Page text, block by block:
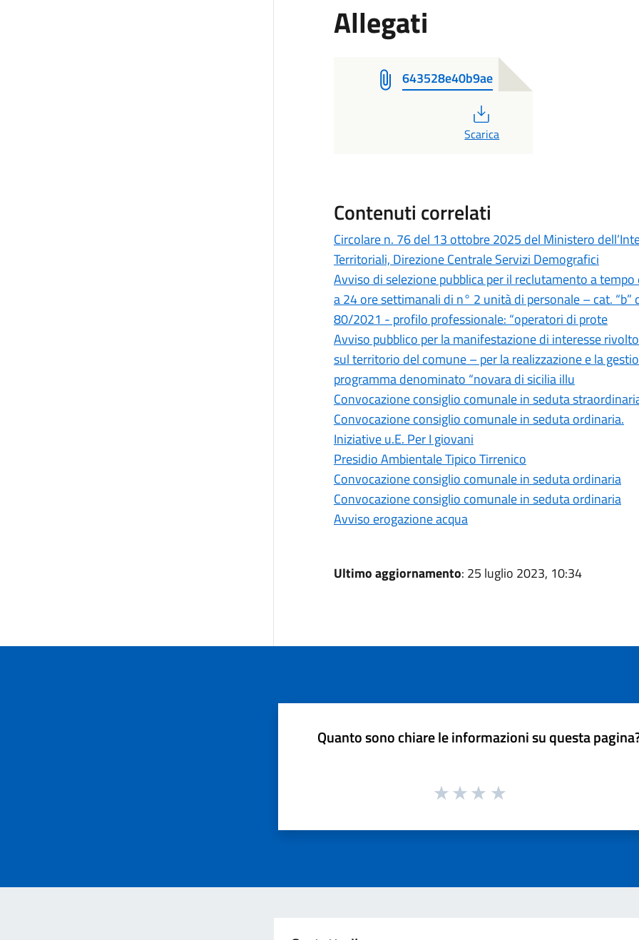
Allegati
643528e40b9ae
Scarica
Contenuti correlati
Circolare n. 76 del 13 ottobre 2025 del Ministero
Territoriali, Direzione Centrale Servizi Demografici
Avviso di selezione pubblica per il reclutamento a
a 24 ore settimanali di n° 2 unità di personale – cat.
80/2021 - profilo professionale: “operatori di prote
Avviso pubblico per la manifestazione di interesse
sul territorio del comune – per la realizzazione e la
programma denominato “novara di sicilia illu
Convocazione consiglio comunale in seduta
Convocazione consiglio comunale in seduta ordinaria.
Iniziative u.E. Per I giovani
Presidio Ambientale Tipico Tirrenico
Convocazione consiglio comunale in seduta ordinaria
Convocazione consiglio comunale in seduta ordinaria
Avviso erogazione acqua
Ultimo aggiornamento: 25 luglio 2023, 10:34
Quanto sono chiare le informazioni su questa